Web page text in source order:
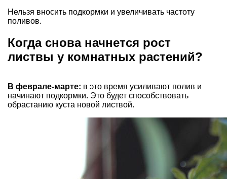
Нельзя вносить подкормки и увеличивать частоту
поливов.
Когда снова начнется рост
листвы у комнатных растений?
В феврале-марте: в это время усиливают полив и
начинают подкормки. Это будет способствовать
обрастанию куста новой листвой.